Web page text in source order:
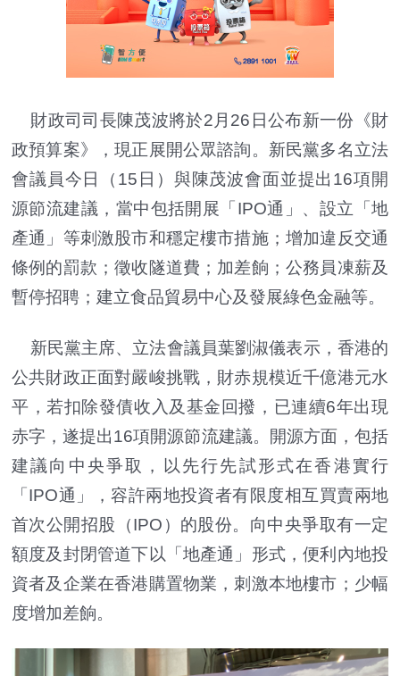
財政司司長陳茂波將於2月26日公布新一份《財
政預算案》，現正展開公眾諮詢。新民黨多名立法
會議員今日（15日）與陳茂波會面並提出16項開
源節流建議，當中包括開展「IPO通」、設立「地
產通」等刺激股市和穩定樓市措施；增加違反交通
條例的罰款；徵收隧道費；加差餉；公務員凍薪及
暫停招聘；建立食品貿易中心及發展綠色金融等。
新民黨主席、立法會議員葉劉淑儀表示，香港的
公共財政正面對嚴峻挑戰，財赤規模近千億港元水
平，若扣除發債收入及基金回撥，已連續6年出現
赤字，遂提出16項開源節流建議。開源方面，包括
建議向中央爭取，以先行先試形式在香港實行
「IPO通」，容許兩地投資者有限度相互買賣兩地
首次公開招股（IPO）的股份。向中央爭取有一定
額度及封閉管道下以「地產通」形式，便利內地投
資者及企業在香港購置物業，刺激本地樓市；少幅
度增加差餉。